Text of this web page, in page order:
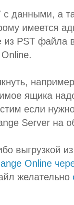
данными, а
имеется
из PST файла
ящика
если
Server на
выгрузкой
Online
желательно